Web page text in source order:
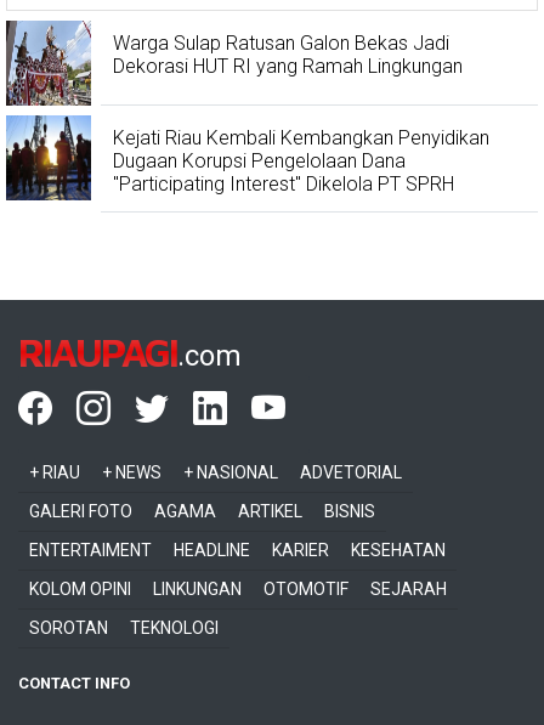
Warga Sulap Ratusan Galon Bekas Jadi
Dekorasi HUT RI yang Ramah Lingkungan
Kejati Riau Kembali Kembangkan Penyidikan
Dugaan Korupsi Pengelolaan Dana
"Participating Interest" Dikelola PT SPRH
RIAUPAGI.com
+ RIAU + NEWS + NASIONAL
ADVETORIAL
GALERI FOTO
AGAMA ARTIKEL
BISNIS
ENTERTAIMENT
HEADLINE KARIER
KESEHATAN
KOLOM OPINI
LINKUNGAN OTOMOTIF
SEJARAH
SOROTAN
TEKNOLOGI
CONTACT INFO